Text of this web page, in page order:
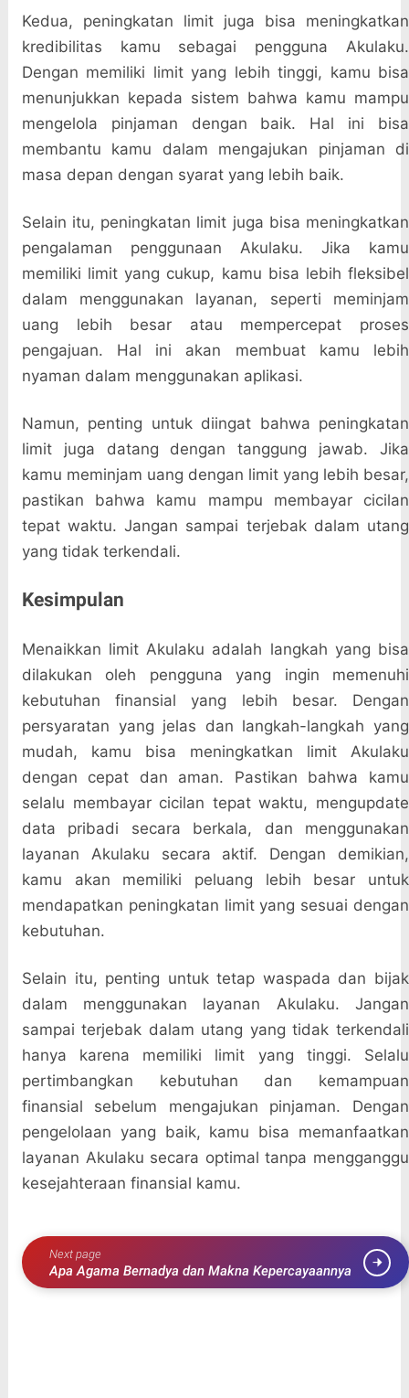
Kedua, peningkatan limit juga bisa meningkatkan
kredibilitas kamu sebagai pengguna Akulaku.
Dengan memiliki limit yang lebih tinggi, kamu bisa
menunjukkan kepada sistem bahwa kamu mampu
mengelola pinjaman dengan baik. Hal ini bisa
membantu kamu dalam mengajukan pinjaman di
masa depan dengan syarat yang lebih baik.
Selain itu, peningkatan limit juga bisa meningkatkan
pengalaman penggunaan Akulaku. Jika kamu
memiliki limit yang cukup, kamu bisa lebih fleksibel
dalam menggunakan layanan, seperti meminjam
uang lebih besar atau mempercepat proses
pengajuan. Hal ini akan membuat kamu lebih
nyaman dalam menggunakan aplikasi.
Namun, penting untuk diingat bahwa peningkatan
limit juga datang dengan tanggung jawab. Jika
kamu meminjam uang dengan limit yang lebih besar,
pastikan bahwa kamu mampu membayar cicilan
tepat waktu. Jangan sampai terjebak dalam utang
yang tidak terkendali.
Kesimpulan
Menaikkan limit Akulaku adalah langkah yang bisa
dilakukan oleh pengguna yang ingin memenuhi
kebutuhan finansial yang lebih besar. Dengan
persyaratan yang jelas dan langkah-langkah yang
mudah, kamu bisa meningkatkan limit Akulaku
dengan cepat dan aman. Pastikan bahwa kamu
selalu membayar cicilan tepat waktu, mengupdate
data pribadi secara berkala, dan menggunakan
layanan Akulaku secara aktif. Dengan demikian,
kamu akan memiliki peluang lebih besar untuk
mendapatkan peningkatan limit yang sesuai dengan
kebutuhan.
Selain itu, penting untuk tetap waspada dan bijak
dalam menggunakan layanan Akulaku. Jangan
sampai terjebak dalam utang yang tidak terkendali
hanya karena memiliki limit yang tinggi. Selalu
pertimbangkan kebutuhan dan kemampuan
finansial sebelum mengajukan pinjaman. Dengan
pengelolaan yang baik, kamu bisa memanfaatkan
layanan Akulaku secara optimal tanpa mengganggu
kesejahteraan finansial kamu.
Next page
Apa Agama Bernadya dan Makna Kepercayaannya